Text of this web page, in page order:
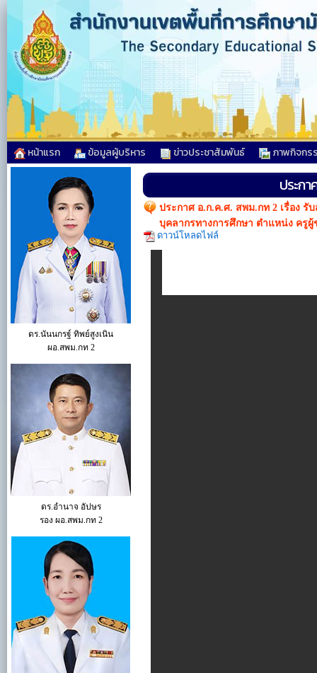
หน้าแรก ข้อมูลผู้บริหาร ข่าวประชาสัมพันธ์ ภาพกิจกร
ดร.นันนกรฐ์ ทิพย์สูงเนิน
ผอ.สพม.กท 2
ดร.อำนาจ อัปษร
รอง ผอ.สพม.กท 2
ประก
ประกาศ อ.ก.ค.ศ. สพม.กท 2 เรื่อง
บุคลากรทางการศึกษา ตำแหน่ง ครู
ดาวน์โหลดไฟล์